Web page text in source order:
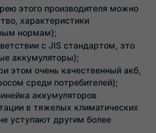
этого производителя можно
характеристики
нормам);
с JIS стандартом, это
аккумуляторы);
этом очень качественный акб,
среди потребителей);
аккумуляторов
в тяжелых климатических
уступают другим более